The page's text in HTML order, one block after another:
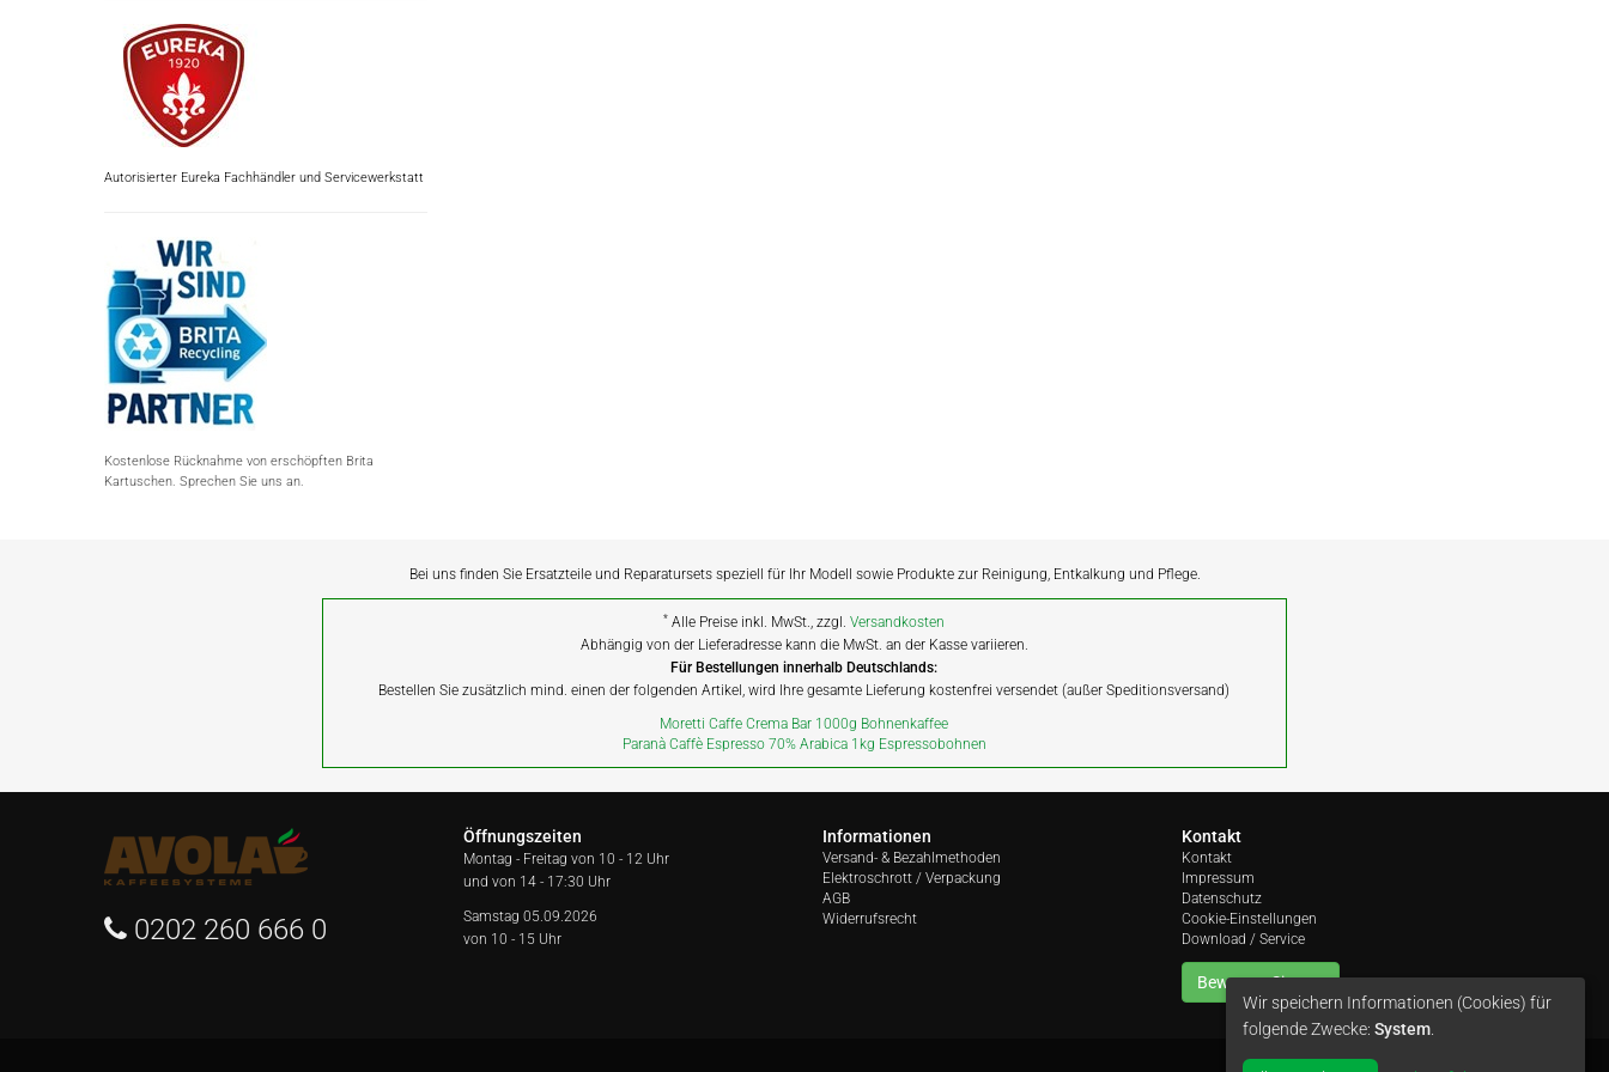
Autorisierter Eureka Fachhändler und Servicewerkstatt
Kostenlose Rücknahme von erschöpften Brita
Kartuschen. Sprechen Sie uns an.
Bei uns finden Sie Ersatzteile und Reparatursets speziell für Ihr Modell sowie Produkte zur Reinigung, Entkalkung und Pflege.
* Alle Preise inkl. MwSt., zzgl.Versandkosten
Abhängig von der Lieferadresse kann die MwSt. an der Kasse variieren.
Für Bestellungen innerhalb Deutschlands:
Bestellen Sie zusätzlich mind. einen der folgenden Artikel, wird Ihre gesamte Lieferung kostenfrei versendet (außer Speditionsversand)
Moretti Caffe Crema Bar 1000g Bohnenkaffee
Paranà Caffè Espresso 70% Arabica 1kg Espressobohnen
0202 260 666 0
Öffnungszeiten
Montag - Freitag von 10 - 12 Uhr
und von 14 - 17:30 Uhr
Samstag 05.09.2026
von 10 - 15 Uhr
Informationen
Versand- & Bezahlmethoden
Elektroschrott / Verpackung
AGB
Widerrufsrecht
Kontakt
Kontakt
Impressum
Datenschutz
Cookie-Einstellungen
Download / Service
Bewerten Sie uns
Wir speichern Informationen (Cookies) für
folgende Zwecke: System